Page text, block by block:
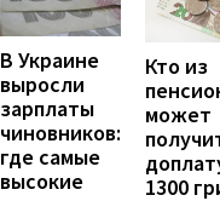
В Украине
выросли
зарплаты
чиновников:
где самые
высокие
Кто из
может
1300